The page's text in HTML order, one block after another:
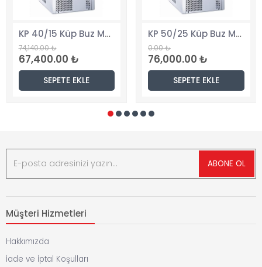
KP 40/15 Küp Buz Makinesi, Hazneli, Tezgahaltı
74,140.00 ₺
67,400.00 ₺
SEPETE EKLE
KP 50/25 Küp Buz Makinesi, Hazneli, Tezgahaltı
0.00 ₺
76,000.00 ₺
SEPETE EKLE
ABONE OL
Müşteri Hizmetleri
Hakkımızda
İade ve İptal Koşulları